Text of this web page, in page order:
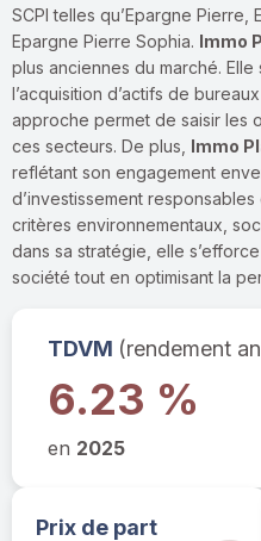
SCPI telles qu’Epargne
Epargne Pierre Sophia. Immo
plus anciennes du marché.
l’acquisition d’actifs de
approche permet de saisir les
ces secteurs. De plus, Immo
reflétant son engagement
d’investissement
critères environnementaux,
dans sa stratégie, elle
société tout en optimisant la
TDVM (rendement
6.23 %
en 2025
Prix de part